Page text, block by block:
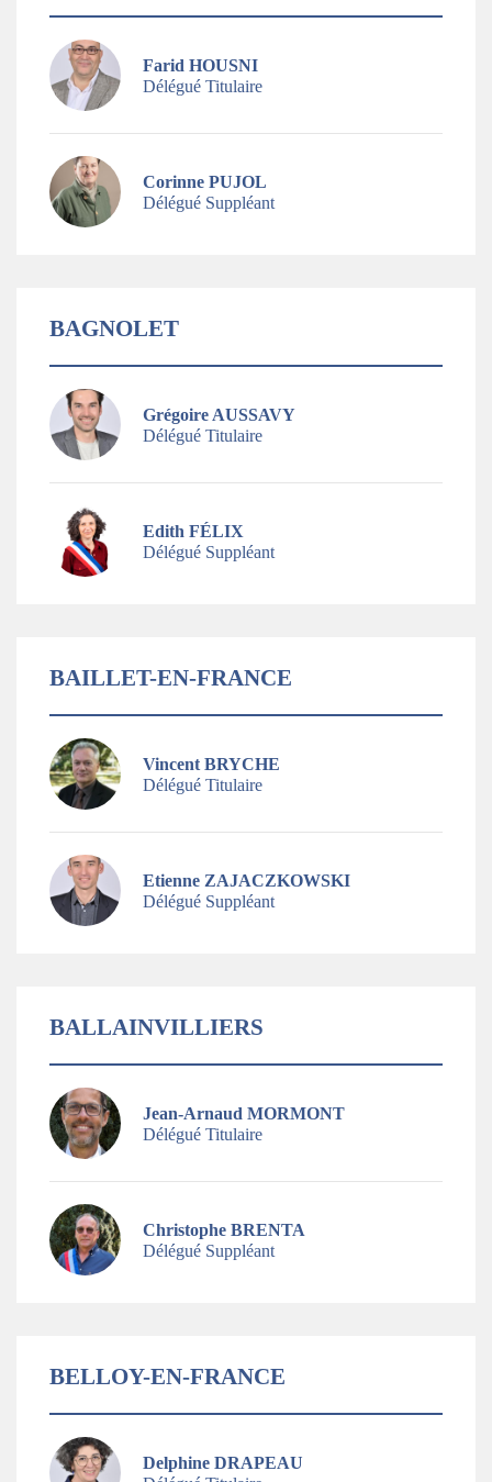
Farid HOUSNI
Délégué Titulaire
Corinne PUJOL
Délégué Suppléant
BAGNOLET
Grégoire AUSSAVY
Délégué Titulaire
Edith FÉLIX
Délégué Suppléant
BAILLET-EN-FRANCE
Vincent BRYCHE
Délégué Titulaire
Etienne ZAJACZKOWSKI
Délégué Suppléant
BALLAINVILLIERS
Jean-Arnaud MORMONT
Délégué Titulaire
Christophe BRENTA
Délégué Suppléant
BELLOY-EN-FRANCE
Delphine DRAPEAU